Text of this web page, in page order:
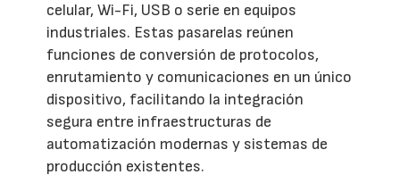
celular, Wi-Fi, USB o serie en equipos
industriales. Estas pasarelas reúnen
funciones de conversión de protocolos,
enrutamiento y comunicaciones en un único
dispositivo, facilitando la integración
segura entre infraestructuras de
automatización modernas y sistemas de
producción existentes.